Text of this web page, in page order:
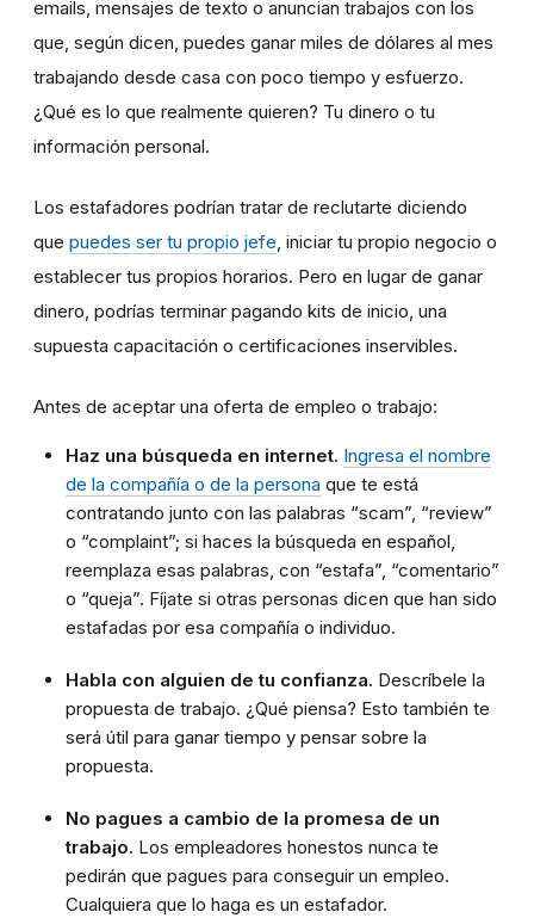
emails, mensajes de texto o anuncian trabajos con los
que, según dicen, puedes ganar miles de dólares al mes
trabajando desde casa con poco tiempo y esfuerzo.
¿Qué es lo que realmente quieren? Tu dinero o tu
información personal.
Los estafadores podrían tratar de reclutarte diciendo
que puedes ser tu propio jefe, iniciar tu propio negocio o
establecer tus propios horarios. Pero en lugar de ganar
dinero, podrías terminar pagando kits de inicio, una
supuesta capacitación o certificaciones inservibles.
Antes de aceptar una oferta de empleo o trabajo:
Haz una búsqueda en internet. Ingresa el nombre
de la compañía o de la persona que te está
contratando junto con las palabras “scam”, “review”
o “complaint”; si haces la búsqueda en español,
reemplaza esas palabras, con “estafa”, “comentario”
o “queja”. Fíjate si otras personas dicen que han sido
estafadas por esa compañía o individuo.
Habla con alguien de tu confianza. Descríbele la
propuesta de trabajo. ¿Qué piensa? Esto también te
será útil para ganar tiempo y pensar sobre la
propuesta.
No pagues a cambio de la promesa de un
trabajo. Los empleadores honestos nunca te
pedirán que pagues para conseguir un empleo.
Cualquiera que lo haga es un estafador.